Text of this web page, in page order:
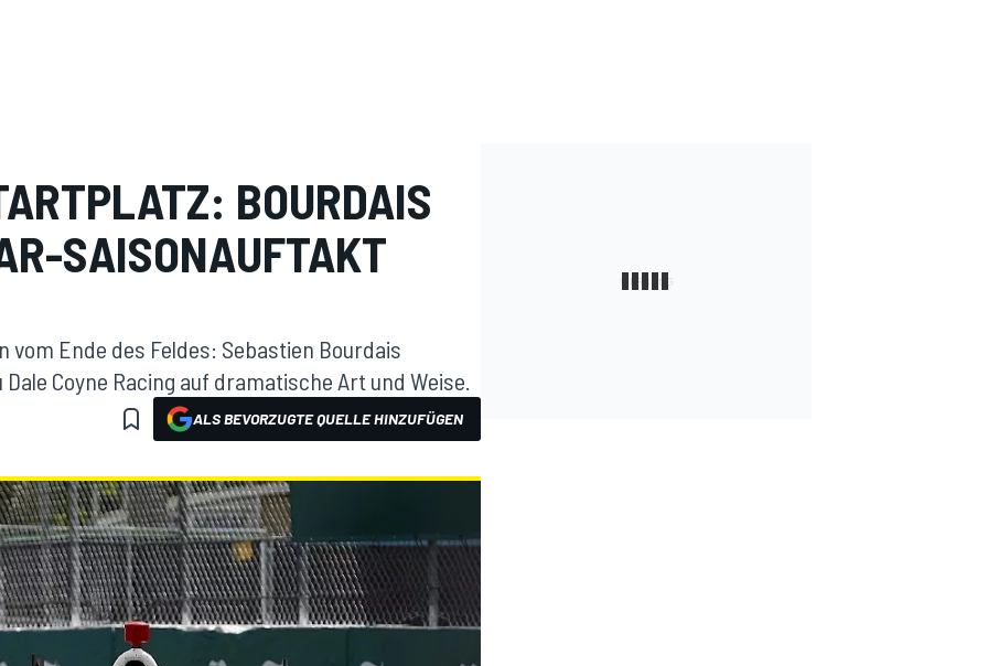
BOURDAIS
SAISONAUFTAKT
vom Ende des Feldes: Sebastien Bourdais
Coyne Racing auf dramatische Art und Weise.
ALS BEVORZUGTE QUELLE HINZUFÜGEN